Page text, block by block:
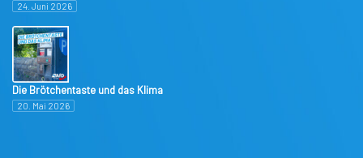
24. Juni 2026
Die Brötchentaste und das Klima
20. Mai 2026